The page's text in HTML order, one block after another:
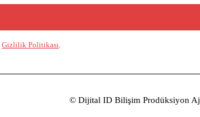
Gizlilik Politikası.
© Dijital ID Bilişim Prodüksiyon